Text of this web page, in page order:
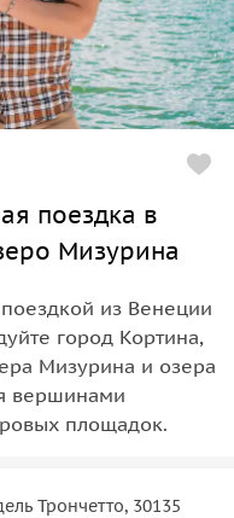
поездка в
Мизурина
из Венеции
город Кортина,
Мизурина и озера
вершинами
площадок.
Трончетто, 30135